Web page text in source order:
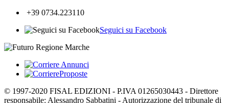
+39 0734.223110
Seguici su Facebook
© 1997-2020 FISAL EDIZIONI - P.IVA 01265030443 - Direttore
responsabile: Alessandro Sabbatini - Autorizzazione del tribunale di